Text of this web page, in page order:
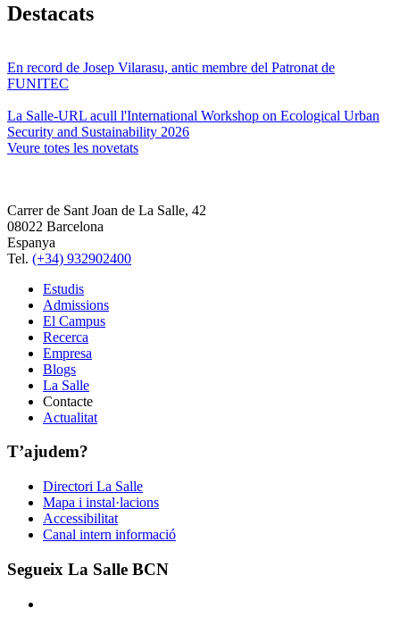
Destacats
En record de Josep Vilarasu, antic membre del Patronat de
FUNITEC
La Salle-URL acull l'International Workshop on Ecological Urban
Security and Sustainability 2026
Veure totes les novetats
Carrer de Sant Joan de La Salle, 42
08022 Barcelona
Espanya
Tel. (+34) 932902400
Estudis
Admissions
El Campus
Recerca
Empresa
Blogs
La Salle
Contacte
Actualitat
T’ajudem?
Directori La Salle
Mapa i instal·lacions
Accessibilitat
Canal intern informació
Segueix La Salle BCN